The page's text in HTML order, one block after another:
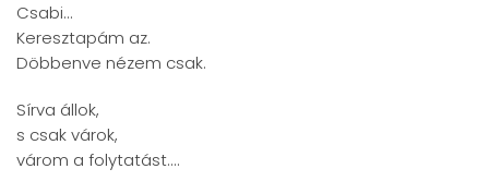
Csabi...
Keresztapám az.
Döbbenve nézem csak.
Sírva állok,
s csak várok,
várom a folytatást....